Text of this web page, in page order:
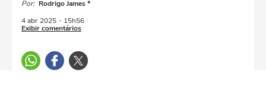
Por: Rodrigo James *
4 abr 2025 - 15h56
Exibir comentários